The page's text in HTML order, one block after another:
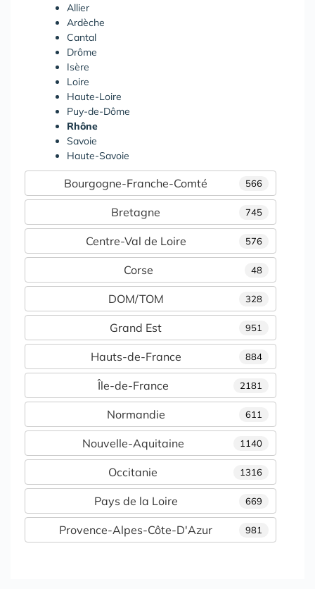
Allier
Ardèche
Cantal
Drôme
Isère
Loire
Haute-Loire
Puy-de-Dôme
Rhône
Savoie
Haute-Savoie
566
Bourgogne-Franche-Comté
745
Bretagne
576
Centre-Val de Loire
48
Corse
328
DOM/TOM
951
Grand Est
884
Hauts-de-France
2181
Île-de-France
611
Normandie
1140
Nouvelle-Aquitaine
1316
Occitanie
669
Pays de la Loire
981
Provence-Alpes-Côte-D'Azur